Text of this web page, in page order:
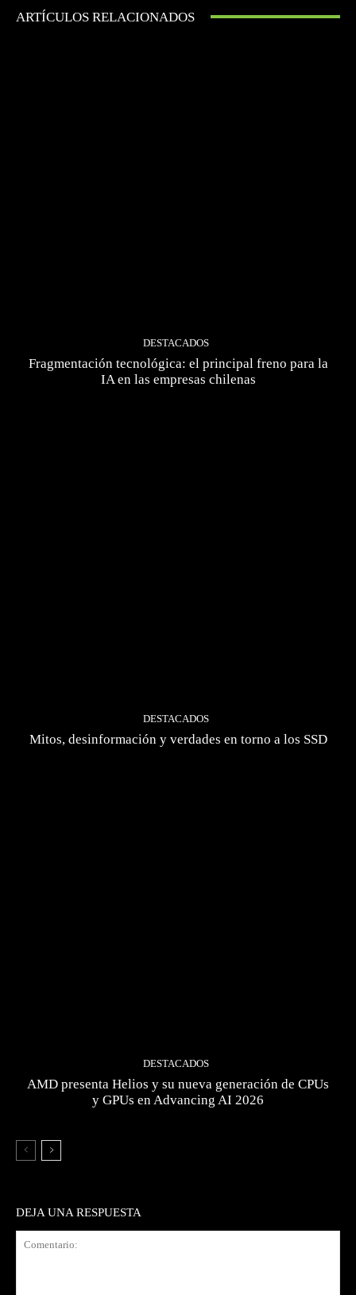
ARTÍCULOS RELACIONADOS
DESTACADOS
Fragmentación tecnológica: el principal freno para la
IA en las empresas chilenas
DESTACADOS
Mitos, desinformación y verdades en torno a los SSD
DESTACADOS
AMD presenta Helios y su nueva generación de CPUs
y GPUs en Advancing AI 2026
DEJA UNA RESPUESTA